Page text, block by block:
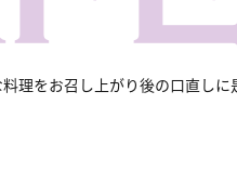
理をお召し上がり後の口直しに